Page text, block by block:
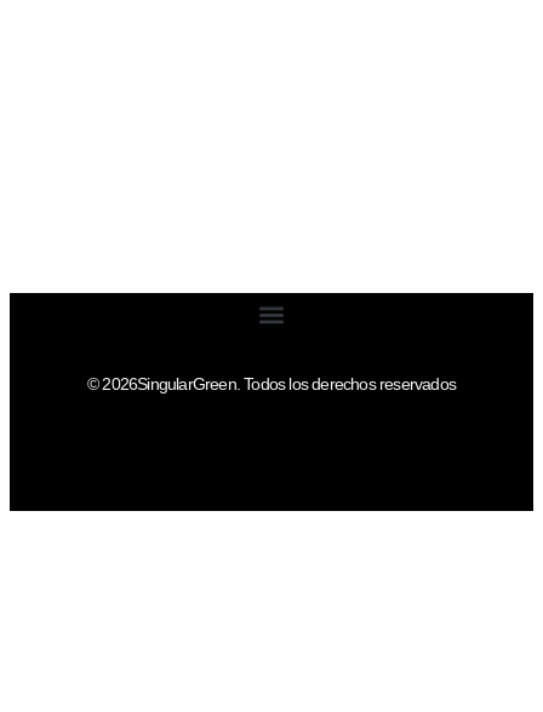
© 2026SingularGreen. Todos los derechos reservados